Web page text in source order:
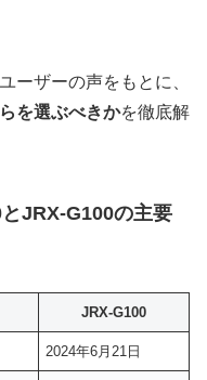
ーザーの声をもとに、
を選ぶべきかを徹底解
JRX-G100の主要
JRX-G100
2024年6月21日